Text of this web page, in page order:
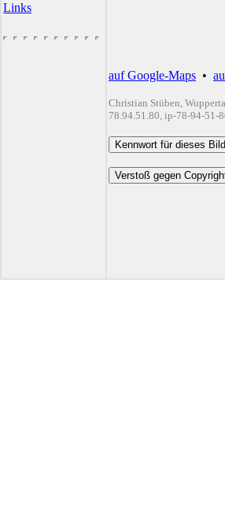
Links
auf Google-Maps •
Christian Stüben,
78.94.51.80, ip-78-94-51-